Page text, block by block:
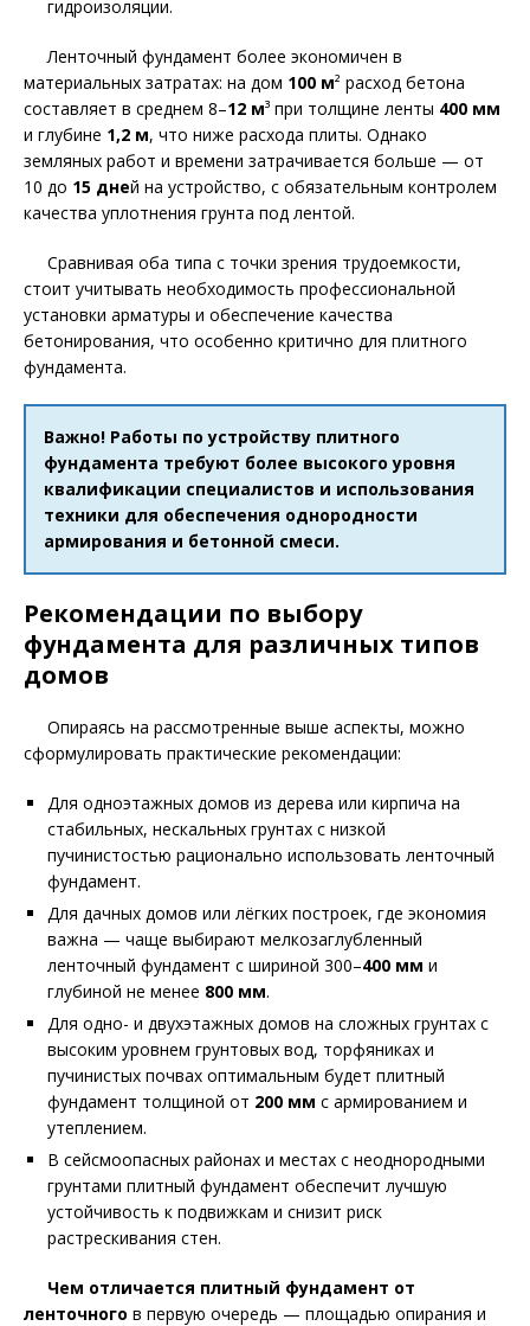
гидроизоляции.
Ленточный фундамент более экономичен в
материальных затратах: на дом 100 м² расход бетона
составляет в среднем 8–12 м³ при толщине ленты 400 мм
и глубине 1,2 м, что ниже расхода плиты. Однако
земляных работ и времени затрачивается больше — от
10 до 15 дней на устройство, с обязательным контролем
качества уплотнения грунта под лентой.
Сравнивая оба типа с точки зрения трудоемкости,
стоит учитывать необходимость профессиональной
установки арматуры и обеспечение качества
бетонирования, что особенно критично для плитного
фундамента.
Важно! Работы по устройству плитного
фундамента требуют более высокого уровня
квалификации специалистов и использования
техники для обеспечения однородности
армирования и бетонной смеси.
Рекомендации по выбору
фундамента для различных типов
домов
Опираясь на рассмотренные выше аспекты, можно
сформулировать практические рекомендации:
Для одноэтажных домов из дерева или кирпича на
стабильных, нескальных грунтах с низкой
пучинистостью рационально использовать ленточный
фундамент.
Для дачных домов или лёгких построек, где экономия
важна — чаще выбирают мелкозаглубленный
ленточный фундамент с шириной 300–400 мм и
глубиной не менее 800 мм.
Для одно- и двухэтажных домов на сложных грунтах с
высоким уровнем грунтовых вод, торфяниках и
пучинистых почвах оптимальным будет плитный
фундамент толщиной от 200 мм с армированием и
утеплением.
В сейсмоопасных районах и местах с неоднородными
грунтами плитный фундамент обеспечит лучшую
устойчивость к подвижкам и снизит риск
растрескивания стен.
Чем отличается плитный фундамент от
ленточного в первую очередь — площадью опирания и